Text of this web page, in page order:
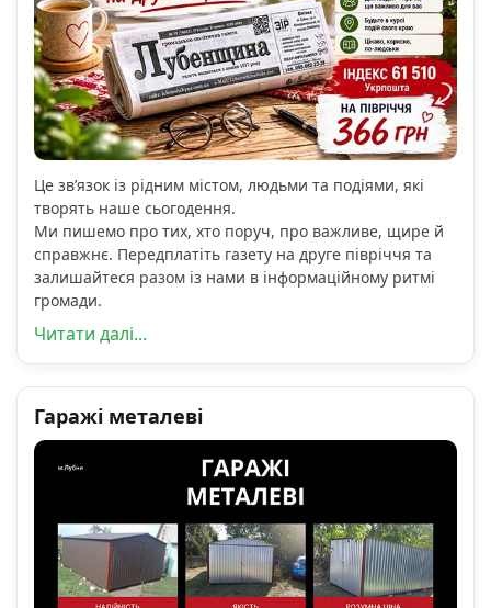
Це зв’язок із рідним містом, людьми та подіями, які
творять наше сьогодення.
Ми пишемо про тих, хто поруч, про важливе, щире й
справжнє. Передплатіть газету на друге півріччя та
залишайтеся разом із нами в інформаційному ритмі
громади.
Читати далі...
Гаражі металеві